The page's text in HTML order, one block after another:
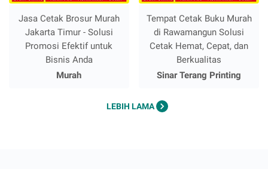
Jasa Cetak Brosur Murah
Jakarta Timur - Solusi
Promosi Efektif untuk
Bisnis Anda
Murah
Tempat Cetak Buku Murah
di Rawamangun Solusi
Cetak Hemat, Cepat, dan
Berkualitas
Sinar Terang Printing
LEBIH LAMA